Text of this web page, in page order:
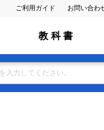
ご利用ガイド お問い合わ
教 科 書